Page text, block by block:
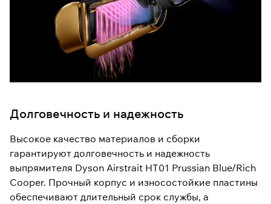
Долговечность и надежность
Высокое качество материалов и сборки
гарантируют долговечность и надежность
выпрямителя Dyson Airstrait HT01 Prussian Blue/Rich
Cooper. Прочный корпус и износостойкие пластины
обеспечивают длительный срок службы, а